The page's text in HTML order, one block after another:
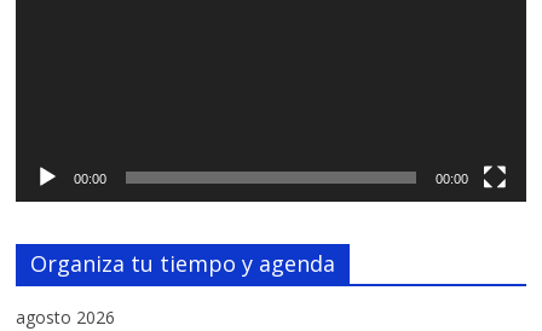
00:00 00:00
Organiza tu tiempo y agenda
agosto 2026